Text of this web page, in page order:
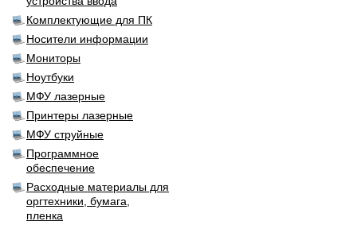
Комплектующие для ПК
Носители информации
Мониторы
Ноутбуки
МФУ лазерные
Принтеры лазерные
МФУ струйные
Программное
обеспечение
Расходные материалы для
оргтехники, бумага,
пленка